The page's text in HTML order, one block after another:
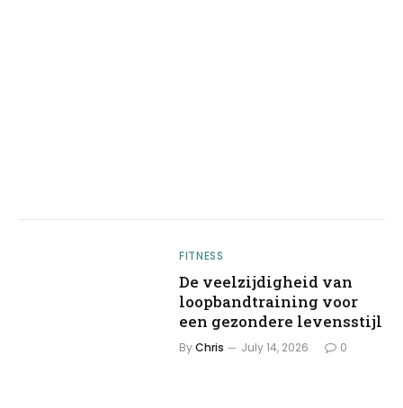
FITNESS
De veelzijdigheid van
loopbandtraining voor
een gezondere levensstijl
ByChris July 14, 2026 0